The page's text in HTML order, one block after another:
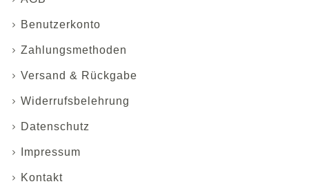
Benutzerkonto
Zahlungsmethoden
Versand & Rückgabe
Widerrufsbelehrung
Datenschutz
Impressum
Kontakt